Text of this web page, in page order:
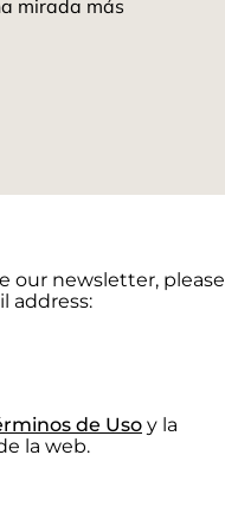
mirada más
our newsletter, please
address:
de Uso y la
la web.